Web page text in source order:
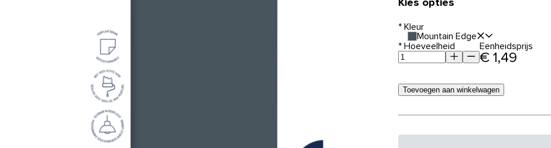
Kies opties
* Kleur
Mountain Edge
* Hoeveelheid Eenheidsprijs
€ 1,49
Toevoegen aan winkelwagen